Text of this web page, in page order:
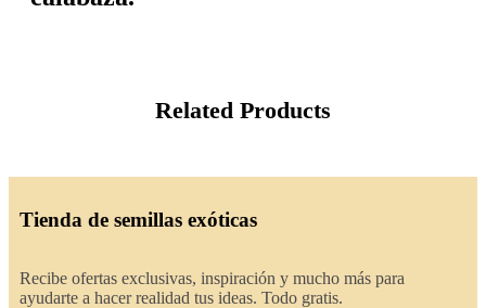
Related Products
Tienda de semillas exóticas
Recibe ofertas exclusivas, inspiración y mucho más para
ayudarte a hacer realidad tus ideas. Todo gratis.